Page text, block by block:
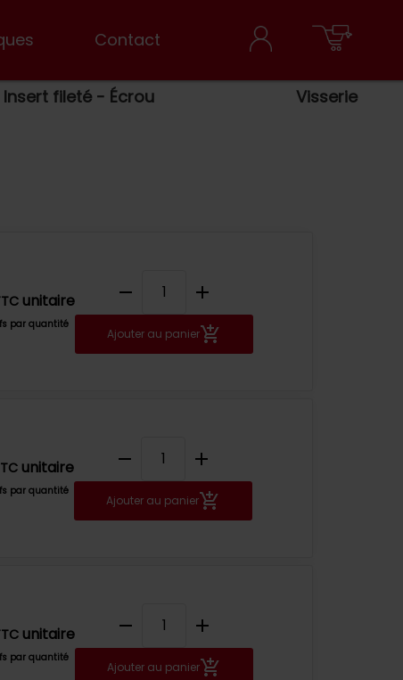
Contact
Insert fileté - Écrou Visserie
unitaire
par quantité
remove add
Ajouter au panier
unitaire
par quantité
remove add
Ajouter au panier
unitaire
par quantité
remove add
Ajouter au panier